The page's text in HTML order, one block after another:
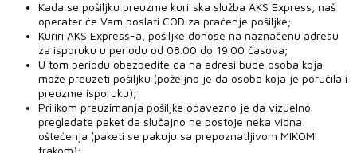
Kada se pošiljku preuzme kurirska služba AKS Express, naš
operater će Vam poslati COD za praćenje pošiljke;
Kuriri AKS Express-a, pošiljke donose na naznačenu adresu
za isporuku u periodu od 08.00 do 19.00 časova;
U tom periodu obezbedite da na adresi bude osoba koja
može preuzeti pošiljku (poželjno je da osoba koja je poručila i
preuzme isporuku);
Prilikom preuzimanja pošiljke obavezno je da vizuelno
pregledate paket da slučajno ne postoje neka vidna
oštećenja (paketi se pakuju sa prepoznatljivom MIKOMI
trakom);